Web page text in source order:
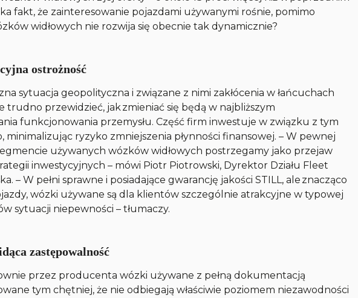
fakt, że zainteresowanie pojazdami używanymi rośnie, pomimo
widłowych nie rozwija się obecnie tak dynamicznie?
ostrożność
sytuacja geopolityczna i związane z nimi zakłócenia w łańcuchach
trudno przewidzieć, jak zmieniać się będą w najbliższym
funkcjonowania przemysłu. Część firm inwestuje w związku z tym
minimalizując ryzyko zmniejszenia płynności finansowej. – W pewnej
używanych wózków widłowych postrzegamy jako przejaw
inwestycyjnych – mówi Piotr Piotrowski, Dyrektor Działu Fleet
– W pełni sprawne i posiadające gwarancję jakości STILL, ale znacząco
wózki używane są dla klientów szczególnie atrakcyjne w typowej
sytuacji niepewności – tłumaczy.
zastępowalność
przez producenta wózki używane z pełną dokumentacją
tym chętniej, że nie odbiegają właściwie poziomem niezawodności